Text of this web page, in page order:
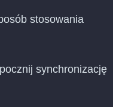
stosowania
synchronizację